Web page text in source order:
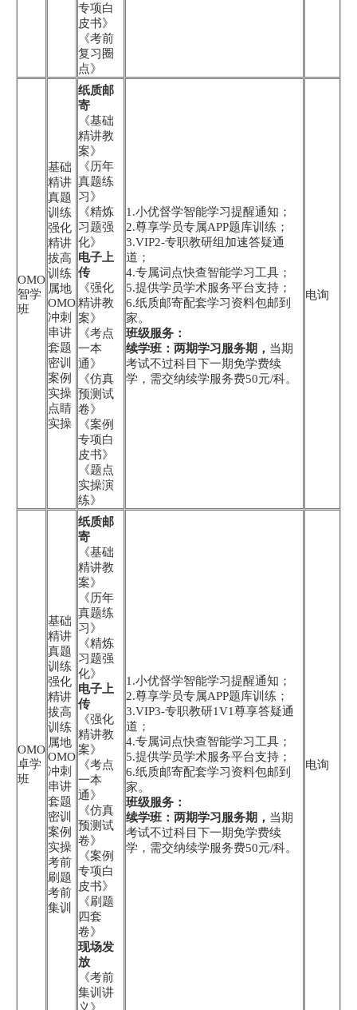
专项白
皮书》
《考前
复习圈
点》
OMO
智学
班
基础
精讲
真题
训练
强化
精讲
拔高
训练
属地
OMO
冲刺
串讲
套题
密训
案例
实操
点睛
实操
纸质邮
寄
《基础
精讲教
案》
《历年
真题练
习》
《精炼
习题强
化》
电子上
传
《强化
精讲教
案》
《考点
一本
通》
《仿真
预测试
卷》
《案例
专项白
皮书》
《题点
实操演
练》
1.小优督学智能学习提醒通知；
2.尊享学员专属APP题库训练；
3.VIP2-专职教研组加速答疑通
道；
4.专属词点快查智能学习工具；
5.提供学员学术服务平台支持；
6.纸质邮寄配套学习资料包邮到
家。
班级服务：
续学班：两期学习服务期， 当期
考试不过科目下一期免学费续
学，需交纳续学服务费50元/科。
电询
OMO
卓学
班
基础
精讲
真题
训练
强化
精讲
拔高
训练
属地
OMO
冲刺
串讲
套题
密训
案例
实操
考前
刷题
考前
集训
纸质邮
寄
《基础
精讲教
案》
《历年
真题练
习》
《精炼
习题强
化》
电子上
传
《强化
精讲教
案》
《考点
一本
通》
《仿真
预测试
卷》
《案例
专项白
皮书》
《刷题
四套
卷》
现场发
放
《考前
集训讲
义》
1.小优督学智能学习提醒通知；
2.尊享学员专属APP题库训练；
3.VIP3-专职教研1V1尊享答疑通
道；
4.专属词点快查智能学习工具；
5.提供学员学术服务平台支持；
6.纸质邮寄配套学习资料包邮到
家。
班级服务：
续学班：两期学习服务期， 当期
考试不过科目下一期免学费续
学，需交纳续学服务费50元/科。
电询